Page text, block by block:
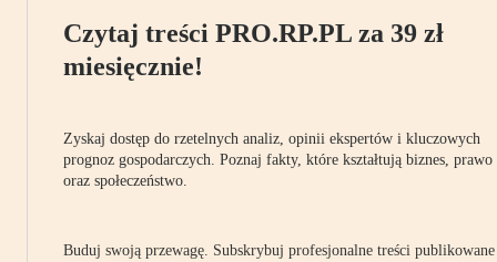
Czytaj treści PRO.RP.PL za 39 zł
miesięcznie!
Zyskaj dostęp do rzetelnych analiz, opinii ekspertów i kluczowych
prognoz gospodarczych. Poznaj fakty, które kształtują biznes, prawo
oraz społeczeństwo.
Buduj swoją przewagę. Subskrybuj profesjonalne treści publikowane